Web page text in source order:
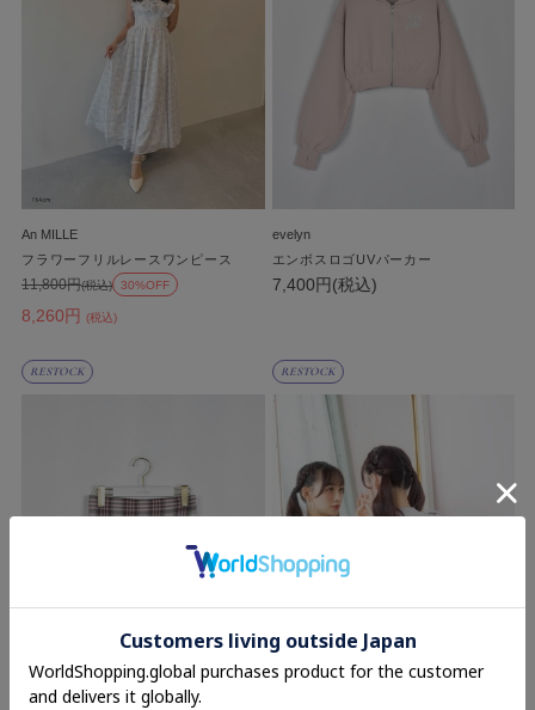
An MILLE
フラワーフリルレースワンピース
8,260円 (税込)
11,800円(税込) 30%OFF
evelyn
エンボスロゴUVパーカー
7,400円(税込)
RESTOCK RESTOCK